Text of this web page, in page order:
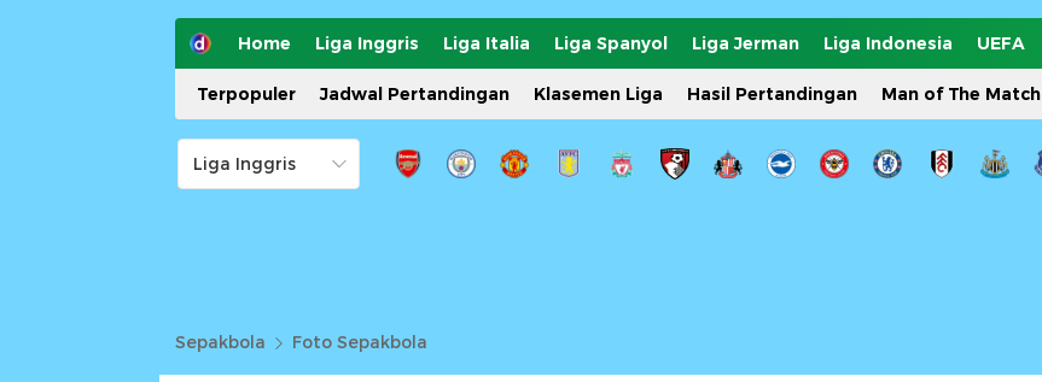
Home Liga Inggris Liga Italia Liga Spanyol Liga Jerman Liga Indonesia UEFA
Terpopuler Jadwal Pertandingan Klasemen Liga Hasil Pertandingan Man of The Match
Sepakbola Foto Sepakbola